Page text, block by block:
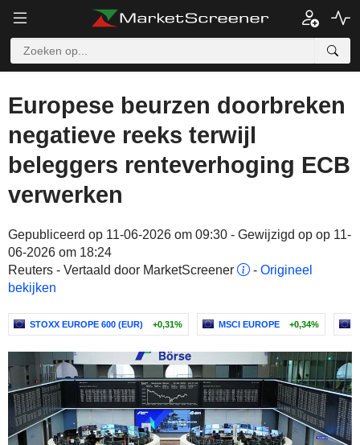
Europese beurzen doorbreken
negatieve reeks terwijl
beleggers renteverhoging ECB
verwerken
Gepubliceerd op 11-06-2026 om 09:30 - Gewijzigd op op 11-
06-2026 om 18:24
Reuters - Vertaald door MarketScreener
- Origineel
bekijken
STOXX EUROPE 600 (EUR) +0,31% MSCI EUROPE +0,34%